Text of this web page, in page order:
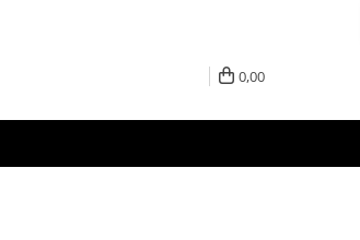
0,00